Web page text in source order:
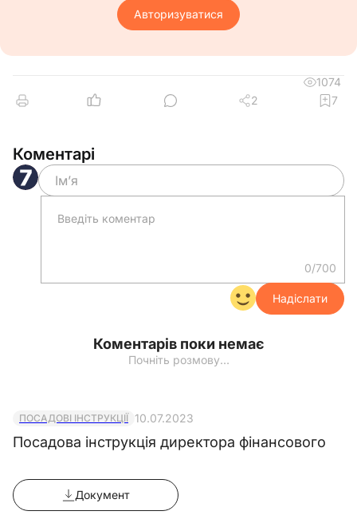
БО
Документ
Авторизуватися
1074
2
7
Коментарі
0/700
Надіслати
Коментарів поки немає
Почніть розмову…
ПОСАДОВІ ІНСТРУКЦІЇ 10.07.2023
Посадова інструкція директора фінансового
Документ